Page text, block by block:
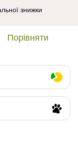
знижки
Порівняти